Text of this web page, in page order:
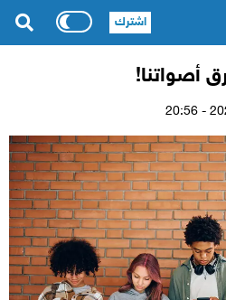
أصواتنا!
اشترك